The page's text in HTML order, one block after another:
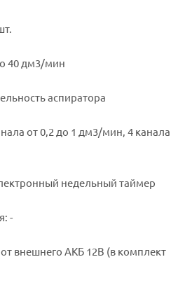
40 дм3/мин
аспиратора
от 0,2 до 1 дм3/мин, 4 канала
недельный таймер
-
внешнего АКБ 12В (в комплект